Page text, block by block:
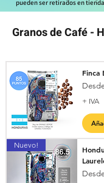
pueden ser retirados en
Granos de Café -
Finca
+ IVA
Nuevo!